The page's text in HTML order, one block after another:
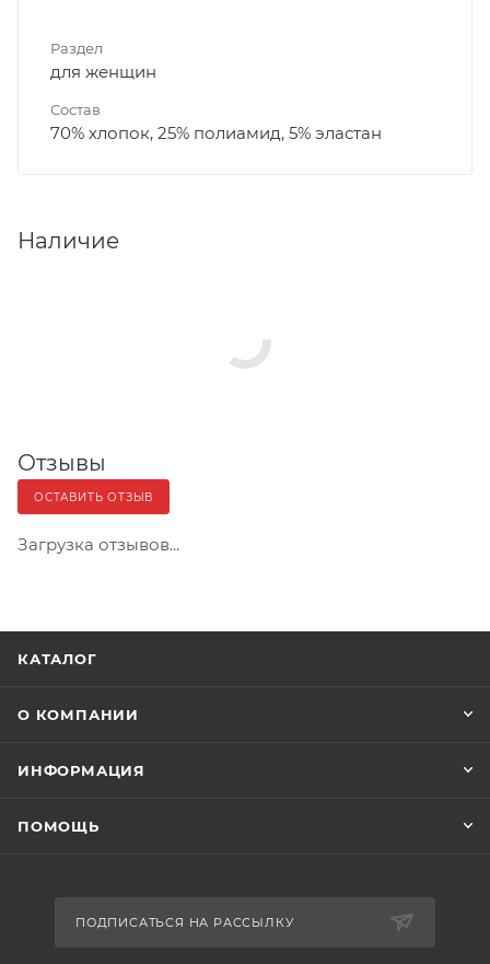
Раздел
для женщин
Состав
70% хлопок, 25% полиамид, 5% эластан
Наличие
Отзывы
ОСТАВИТЬ ОТЗЫВ
Загрузка отзывов...
КАТАЛОГ
О КОМПАНИИ
ИНФОРМАЦИЯ
ПОМОЩЬ
ПОДПИСАТЬСЯ НА РАССЫЛКУ